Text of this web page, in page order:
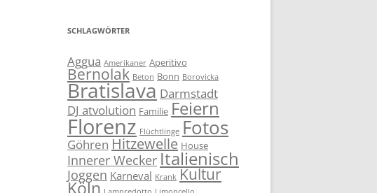
SCHLAGWÖRTER
Aggua Amerikaner Aperitivo
Bernolak Beton Bonn Borovicka
Bratislava Darmstadt
DJ atvolution Familie Feiern
Florenz Flüchtlinge Fotos
Göhren Hitzewelle House
Innerer WeckerItalienisch
Joggen Karneval Krank Kultur
Köln